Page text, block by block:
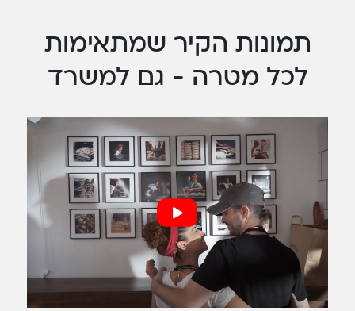
תמונות הקיר שמתאימות
לכל מטרה - גם למשרד